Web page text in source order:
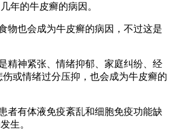
年的牛皮癣的病因。
物也会成为牛皮癣的病因，不过这是
精神紧张、情绪抑郁、家庭纠纷、经
或情绪过分压抑，也会成为牛皮癣的
者有体液免疫紊乱和细胞免疫功能缺
生。